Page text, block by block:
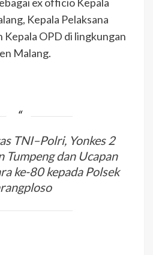
Kepala Pelaksana
Kepala OPD di lingkungan
Malang.
TNI–Polri, Yonkes 2
Tumpeng dan Ucapan
ke-80 kepada Polsek